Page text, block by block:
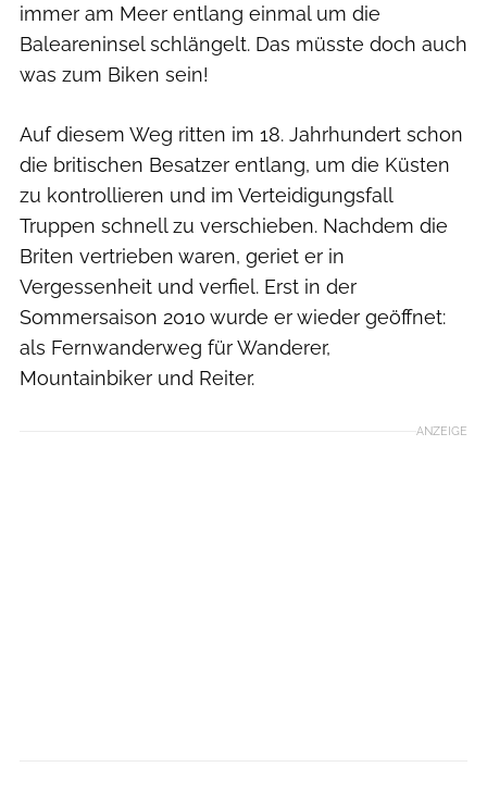
immer am Meer entlang einmal um die
Baleareninsel schlängelt. Das müsste doch auch
was zum Biken sein!
Auf diesem Weg ritten im 18. Jahrhundert schon
die britischen Besatzer entlang, um die Küsten
zu kontrollieren und im Verteidigungsfall
Truppen schnell zu verschieben. Nachdem die
Briten vertrieben waren, geriet er in
Vergessenheit und verfiel. Erst in der
Sommersaison 2010 wurde er wieder geöffnet:
als Fernwanderweg für Wanderer,
Mountainbiker und Reiter.
ANZEIGE